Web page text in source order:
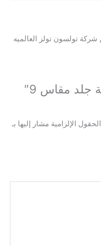
كن أول من يقيم “خرامة جلد مقاس 9″
الحقول الإلزامية مشار إليها بـ